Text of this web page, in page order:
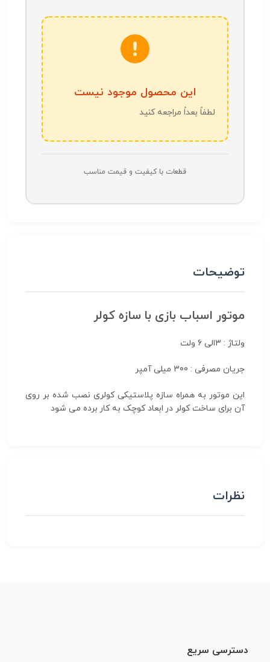
این محصول موجود نیست
لطفاً بعداً مراجعه کنید
قطعات با کیفیت و قیمت مناسب
توضیحات
موتور اسباب بازی با سازه کولر
ولتاژ : 3الی 6 ولت
جریان مصرفی : 300 میلی آمپر
این موتور به همراه سازه پلاستیکی کولری نصب شده بر روی
آن برای ساخت کولر در ابعاد کوچک به کار برده می شود
نظرات
دسترسی سریع